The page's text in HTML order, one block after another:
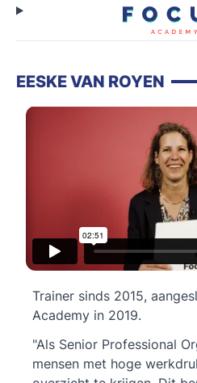
EESKE VAN ROYEN
Trainer sinds 2015,
Academy in 2019.
"Als Senior Professional
mensen met hoge